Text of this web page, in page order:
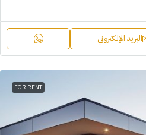
الإلكتروني
FOR RENT